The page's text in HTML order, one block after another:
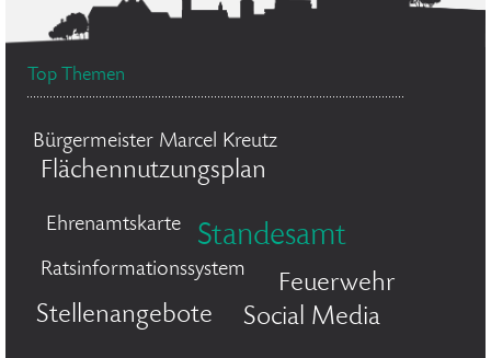
Top Themen
Bürgermeister Marcel Kreutz
Flächennutzungsplan
Ehrenamtskarte Standesamt
Ratsinformationssystem
Feuerwehr
Stellenangebote
Social Media